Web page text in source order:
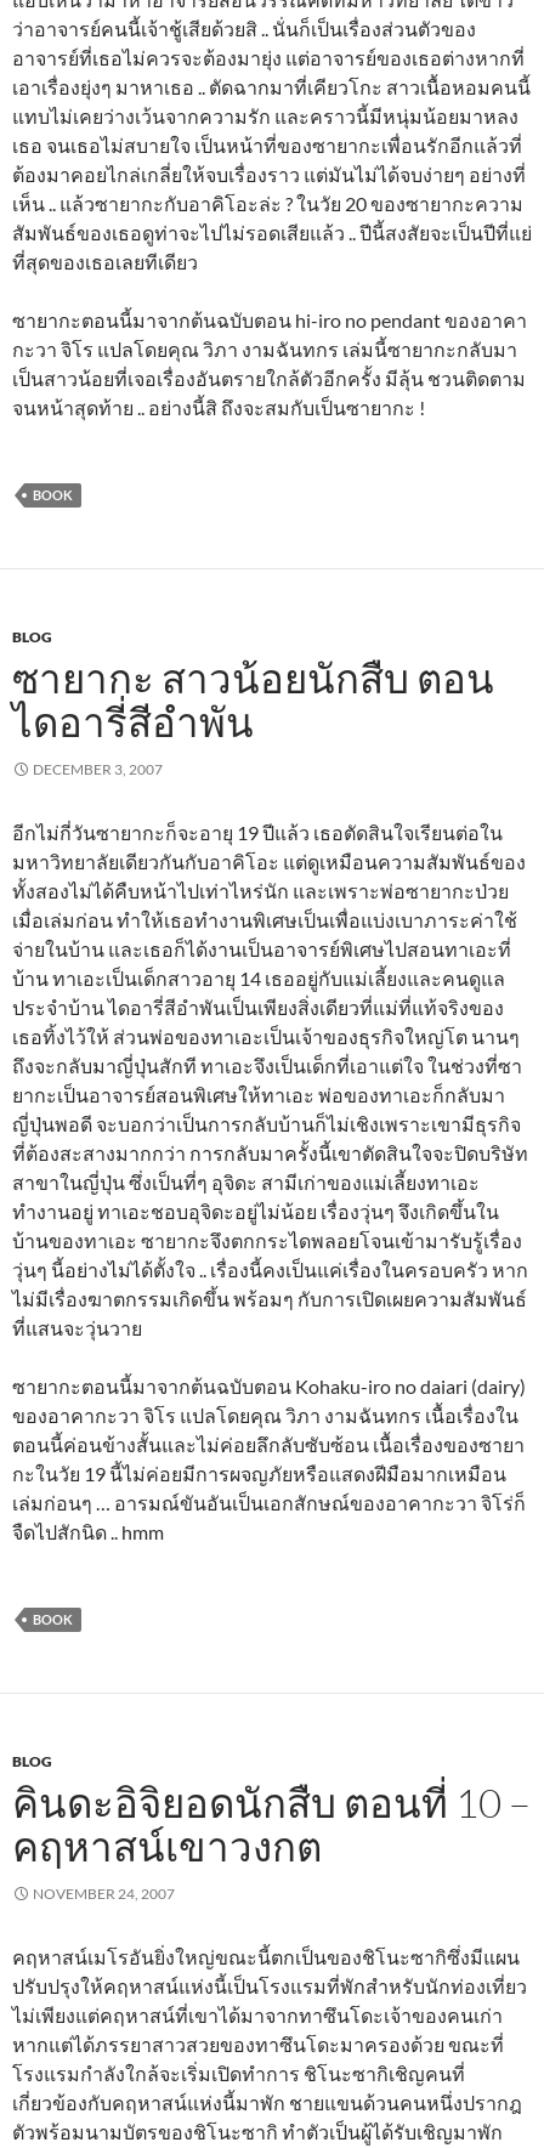
ว่าอาจารย์คนนี้เจ้าชู้เสียด้วยสิ .. นั่นก็เป็นเรื่องส่วนตัวของ
อาจารย์ที่เธอไม่ควรจะต้องมายุ่ง แต่อาจารย์ของเธอต่างหากที่
เอาเรื่องยุ่งๆ มาหาเธอ .. ตัดฉากมาที่เคียวโกะ สาวเนื้อหอมคนนี้
แทบไม่เคยว่างเว้นจากความรัก และคราวนี้มีหนุ่มน้อยมาหลง
เธอ จนเธอไม่สบายใจ เป็นหน้าที่ของซายากะเพื่อนรักอีกแล้วที่
ต้องมาคอยไกล่เกลี่ยให้จบเรื่องราว แต่มันไม่ได้จบง่ายๆ อย่างที่
เห็น .. แล้วซายากะกับอาคิโอะล่ะ ? ในวัย 20 ของซายากะความ
สัมพันธ์ของเธอดูท่าจะไปไม่รอดเสียแล้ว .. ปีนี้สงสัยจะเป็นปีที่แย่
ที่สุดของเธอเลยทีเดียว
ซายากะตอนนี้มาจากต้นฉบับตอน hi-iro no pendant ของอาคา
กะวา จิโร แปลโดยคุณ วิภา งามฉันทกร เล่มนี้ซายากะกลับมา
เป็นสาวน้อยที่เจอเรื่องอันตรายใกล้ตัวอีกครั้ง มีลุ้น ชวนติดตาม
จนหน้าสุดท้าย .. อย่างนี้สิ ถึงจะสมกับเป็นซายากะ !
BOOK
BLOG
ซายากะ สาวน้อยนักสืบ ตอน
ไดอารี่สีอำพัน
DECEMBER 3, 2007
อีกไม่กี่วันซายากะก็จะอายุ 19 ปีแล้ว เธอตัดสินใจเรียนต่อใน
มหาวิทยาลัยเดียวกันกับอาคิโอะ แต่ดูเหมือนความสัมพันธ์ของ
ทั้งสองไม่ได้คืบหน้าไปเท่าไหร่นัก และเพราะพ่อซายากะป่วย
เมื่อเล่มก่อน ทำให้เธอทำงานพิเศษเป็นเพื่อแบ่งเบาภาระค่าใช้
จ่ายในบ้าน และเธอก็ได้งานเป็นอาจารย์พิเศษไปสอนทาเอะที่
บ้าน ทาเอะเป็นเด็กสาวอายุ 14 เธออยู่กับแม่เลี้ยงและคนดูแล
ประจำบ้าน ไดอารี่สีอำพันเป็นเพียงสิ่งเดียวที่แม่ที่แท้จริงของ
เธอทิ้งไว้ให้ ส่วนพ่อของทาเอะเป็นเจ้าของธุรกิจใหญ่โต นานๆ
ถึงจะกลับมาญี่ปุ่นสักที ทาเอะจึงเป็นเด็กที่เอาแต่ใจ ในช่วงที่ซา
ยากะเป็นอาจารย์สอนพิเศษให้ทาเอะ พ่อของทาเอะก็กลับมา
ญี่ปุ่นพอดี จะบอกว่าเป็นการกลับบ้านก็ไม่เชิงเพราะเขามีธุรกิจ
ที่ต้องสะสางมากกว่า การกลับมาครั้งนี้เขาตัดสินใจจะปิดบริษัท
สาขาในญี่ปุ่น ซึ่งเป็นที่ๆ อุจิดะ สามีเก่าของแม่เลี้ยงทาเอะ
ทำงานอยู่ ทาเอะชอบอุจิดะอยู่ไม่น้อย เรื่องวุ่นๆ จึงเกิดขึ้นใน
บ้านของทาเอะ ซายากะจึงตกกระไดพลอยโจนเข้ามารับรู้เรื่อง
วุ่นๆ นี้อย่างไม่ได้ตั้งใจ .. เรื่องนี้คงเป็นแค่เรื่องในครอบครัว หาก
ไม่มีเรื่องฆาตกรรมเกิดขึ้น พร้อมๆ กับการเปิดเผยความสัมพันธ์
ที่แสนจะวุ่นวาย
ซายากะตอนนี้มาจากต้นฉบับตอน Kohaku-iro no daiari (dairy)
ของอาคากะวา จิโร แปลโดยคุณ วิภา งามฉันทกร เนื้อเรื่องใน
ตอนนี้ค่อนข้างสั้นและไม่ค่อยลึกลับซับซ้อน เนื้อเรื่องของซายา
กะในวัย 19 นี้ไม่ค่อยมีการผจญภัยหรือแสดงฝีมือมากเหมือน
เล่มก่อนๆ … อารมณ์ขันอันเป็นเอกสักษณ์ของอาคากะวา จิโร่ก็
จืดไปสักนิด .. hmm
BOOK
BLOG
คินดะอิจิยอดนักสืบ ตอนที่ 10 –
คฤหาสน์เขาวงกต
NOVEMBER 24, 2007
คฤหาสน์เมโรอันยิ่งใหญ่ขณะนี้ตกเป็นของชิโนะซากิซึ่งมีแผน
ปรับปรุงให้คฤหาสน์แห่งนี้เป็นโรงแรมที่พักสำหรับนักท่องเที่ยว
ไม่เพียงแต่คฤหาสน์ที่เขาได้มาจากทาซึนโดะเจ้าของคนเก่า
หากแต่ได้ภรรยาสาวสวยของทาซึนโดะมาครองด้วย ขณะที่
โรงแรมกำลังใกล้จะเริ่มเปิดทำการ ชิโนะซากิเชิญคนที่
เกี่ยวข้องกับคฤหาสน์แห่งนี้มาพัก ชายแขนด้วนคนหนึ่งปรากฎ
ตัวพร้อมนามบัตรของชิโนะซากิ ทำตัวเป็นผู้ได้รับเชิญมาพัก